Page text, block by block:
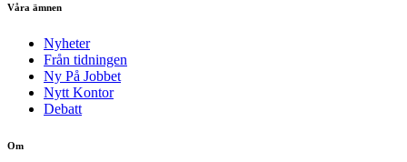
Våra ämnen
Nyheter
Från tidningen
Ny På Jobbet
Nytt Kontor
Debatt
Om